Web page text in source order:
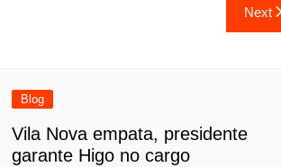
Next
Blog
Vila Nova empata, presidente
garante Higo no cargo